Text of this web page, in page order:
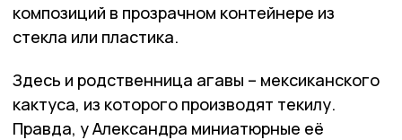
композиций в прозрачном контейнере из
стекла или пластика.
Здесь и родственница агавы – мексиканского
кактуса, из которого производят текилу.
Правда, у Александра миниатюрные её